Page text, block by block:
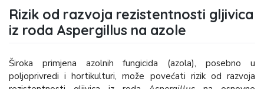
Rizik od razvoja rezistentnosti gljivica
iz roda Aspergillus na azole
Široka primjena azolnih fungicida (azola), posebno u
poljoprivredi i hortikulturi, može povećati rizik od razvoja